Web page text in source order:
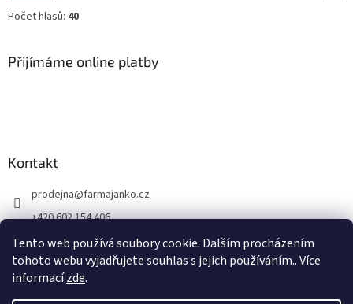
Tento web používá soubory cookie. Dalším procházením
tohoto webu vyjadřujete souhlas s jejich používáním.. Více
informacízde.
Počet hlasů: 40
Přijímáme online platby
Kontakt
prodejna@farmajanko.cz
+420 602 154 406
Prodejna Farma Janko
farmajanko